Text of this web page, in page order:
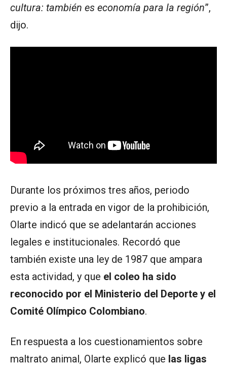
cultura: también es economía para la región”,
dijo.
Durante los próximos tres años, periodo
previo a la entrada en vigor de la prohibición,
Olarte indicó que se adelantarán acciones
legales e institucionales. Recordó que
también existe una ley de 1987 que ampara
esta actividad, y que el coleo ha sido
reconocido por el Ministerio del Deporte y el
Comité Olímpico Colombiano.
En respuesta a los cuestionamientos sobre
maltrato animal, Olarte explicó que las ligas